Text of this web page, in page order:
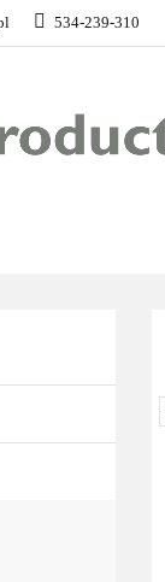
534-239-310
GRZEJNIKI